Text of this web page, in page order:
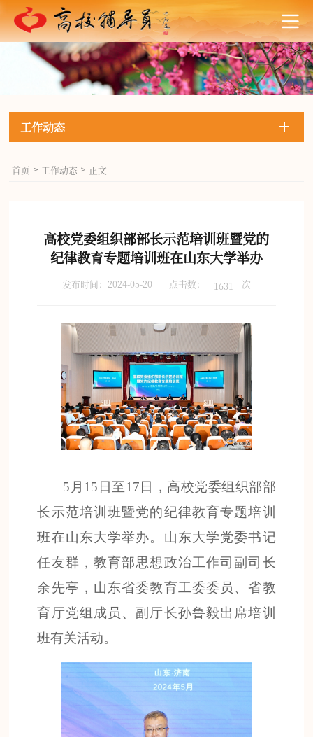
工作动态
首页 > 工作动态 > 正文
高校党委组织部部长示范培训班暨党的
纪律教育专题培训班在山东大学举办
发布时间：2024-05-20 点击数： 1631 次
5 月 15 日至17 日，高校党委组织部部
长示范培训班暨党的纪律教育专题培训
班在山东大学举办。山东大学党委书记
任友群，教育部思想政治工作司副司长
余先亭，山东省委教育工委委员、省教
育厅党组成员、副厅长孙鲁毅出席培训
班有关活动。